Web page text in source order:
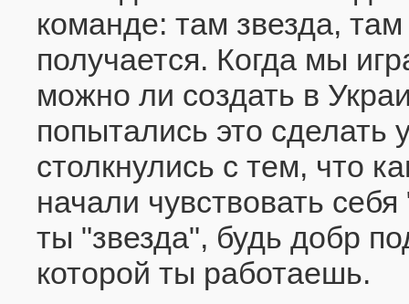
команде: там звезда,
получается. Когда мы
можно ли создать в
попытались это сделать
столкнулись с тем, что
начали чувствовать
ты "звезда", будь добр
которой ты работаешь.